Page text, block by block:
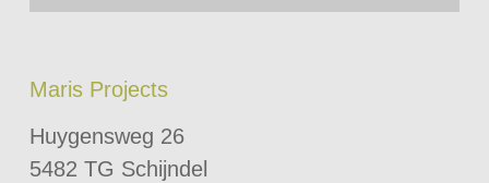
Maris Projects
Huygensweg 26
5482 TG Schijndel